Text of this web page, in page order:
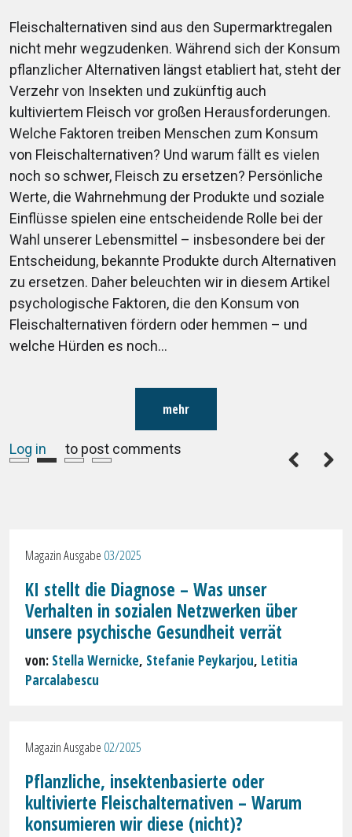
die Betroffenen weniger und werden mit größerer
Wahrscheinlichkeit wieder gesund. Bisher erfordert
es menschliche Expertise, Anzeichen für psychische
Erkrankungen im Alltag zu erkennen. Doch
inzwischen gibt es immer mehr Ansätze, psychische
Erkrankungen automatisch basierend auf
Informationen aus sozialen Netzwerken zu
erkennen. Die Frage ist: Funktioniert das wirklich und
welche Risiken können damit einhergehen?
mehr
Log in to post comments
Fleischalternativen sind aus den Supermarktregalen
nicht mehr wegzudenken. Während sich der Konsum
pflanzlicher Alternativen längst etabliert hat, steht der
Verzehr von Insekten und zukünftig auch
kultiviertem Fleisch vor großen Herausforderungen.
Welche Faktoren treiben Menschen zum Konsum
von Fleischalternativen? Und warum fällt es vielen
noch so schwer, Fleisch zu ersetzen? Persönliche
Werte, die Wahrnehmung der Produkte und soziale
Einflüsse spielen eine entscheidende Rolle bei der
Wahl unserer Lebensmittel – insbesondere bei der
Entscheidung, bekannte Produkte durch Alternativen
zu ersetzen. Daher beleuchten wir in diesem Artikel
psychologische Faktoren, die den Konsum von
Fleischalternativen fördern oder hemmen – und
welche Hürden es noch...
mehr
Log in to post comments
aber sind in Gedanken schon bei Ihrer Antwort und
nicht wirklich aktiv beim Zuhören? So oder so ähnlich
geht es vielen Menschen. In diesem Artikel tauchen
wir ein in die Kunst der Empathie und zeigen, wie
alltägliche Gespräche empathisch gestaltet werden
können. Mit praktischen Beispielen und wertvollen
Tipps ergründen wir die Bedingungen für einen
empathischen Umgang miteinander.
mehr
Log in to post comments
überfordern? Welche Rolle spielt elterliches
Verhalten bei der Entwicklung und Aufrechterhaltung
von Ängsten? Dieser Beitrag stellt das
Therapieprogramm SPACE vor – ein
wissenschaftlich fundiertes Elterntraining, das zeigt,
wie Mütter und Väter ihre Kinder empathisch
begleiten und dabei helfen können, soziale Ängste
Schritt für Schritt zu überwinden.
mehr
Log in to post comments
Magazin Ausgabe 03/2025
KI stellt die Diagnose – Was unser
Verhalten in sozialen Netzwerken über
unsere psychische Gesundheit verrät
von: Stella Wernicke, Stefanie Peykarjou, Letitia
Parcalabescu
Magazin Ausgabe 02/2025
Pflanzliche, insektenbasierte oder
kultivierte Fleischalternativen – Warum
konsumieren wir diese (nicht)?